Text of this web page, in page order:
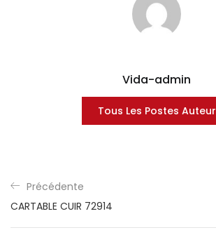
Vida-admin
Tous Les Postes Auteur
Précédente
CARTABLE CUIR 72914